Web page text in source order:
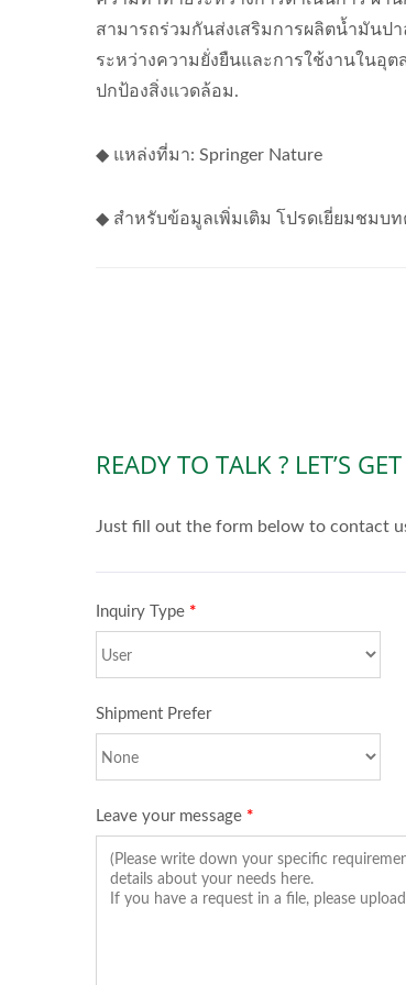
สามารถร่วมกันส่งเสริมการผลิตน้ำมันป
ระหว่างความยั่งยืนและการใช้งานในอุ
ปกป้องสิ่งแวดล้อม.
◆ แหล่งที่มา: Springer Nature
◆ สำหรับข้อมูลเพิ่มเติม โปรดเยี่ยมชมบท